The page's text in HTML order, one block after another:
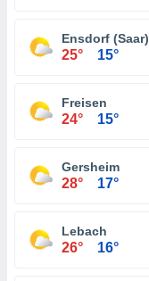
Ensdorf (Saar)
25° 15°
Freisen
24° 15°
Gersheim
28° 17°
Lebach
26° 16°